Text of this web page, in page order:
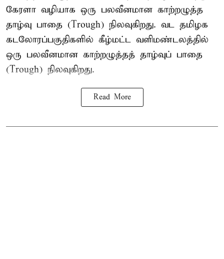
கேரளா வழியாக ஒரு பலவீனமான காற்றழுத்த
தாழ்வு பாதை (Trough) நிலவுகிறது. வட தமிழக
கடலோரப்பகுதிகளில் கீழ்மட்ட வளிமண்டலத்தில்
ஒரு பலவீனமான காற்றழுத்தத் தாழ்வுப் பாதை
(Trough) நிலவுகிறது.
Read More